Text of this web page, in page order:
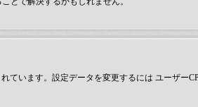
ています。設定データを変更するには ユーザー